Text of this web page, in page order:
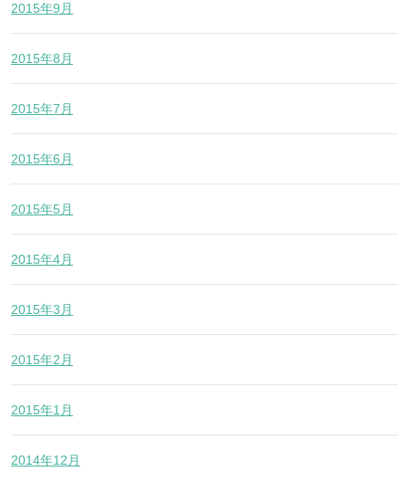
2015年9月
2015年8月
2015年7月
2015年6月
2015年5月
2015年4月
2015年3月
2015年2月
2015年1月
2014年12月